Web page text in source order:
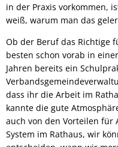
in der Praxis vorkommen,
weiß, warum man das
Ob der Beruf das Richtige
besten schon vorab in
Jahren bereits ein
dass ihr die Arbeit im
kannte die gute
auch von den Vorteilen für
System im Rathaus, wir